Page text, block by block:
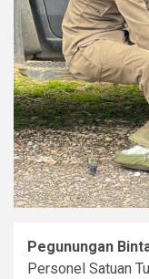
Pegunungan
Personel Satuan